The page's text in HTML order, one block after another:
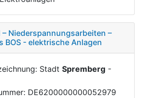
Niederspannungsarbeiten –
BOS - elektrische Anlagen
Stadt Spremberg -
DE6200000000052979